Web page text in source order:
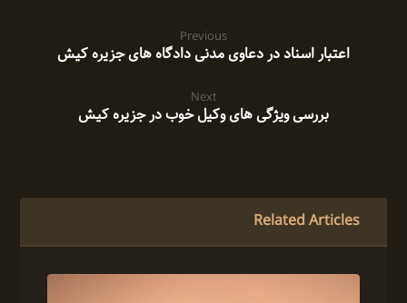
Previous
اعتبار اسناد در دعاوی مدنی دادگاه های جزیره کیش
Next
بررسی ویژگی های وکیل خوب در جزیره کیش
Related Articles